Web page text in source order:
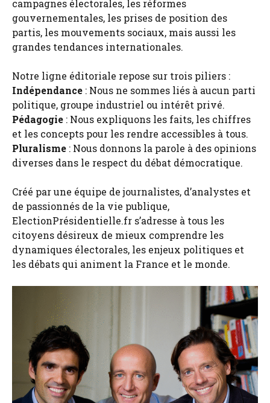
campagnes électorales, les réformes
gouvernementales, les prises de position des
partis, les mouvements sociaux, mais aussi les
grandes tendances internationales.
Notre ligne éditoriale repose sur trois piliers :
Indépendance : Nous ne sommes liés à aucun parti
politique, groupe industriel ou intérêt privé.
Pédagogie : Nous expliquons les faits, les chiffres
et les concepts pour les rendre accessibles à tous.
Pluralisme : Nous donnons la parole à des opinions
diverses dans le respect du débat démocratique.
Créé par une équipe de journalistes, d’analystes et
de passionnés de la vie publique,
ElectionPrésidentielle.fr s’adresse à tous les
citoyens désireux de mieux comprendre les
dynamiques électorales, les enjeux politiques et
les débats qui animent la France et le monde.